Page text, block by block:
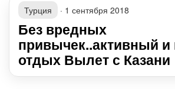
Турция · 1 сентября 2018
Без вредных
привычек..активный
отдых Вылет с Казани